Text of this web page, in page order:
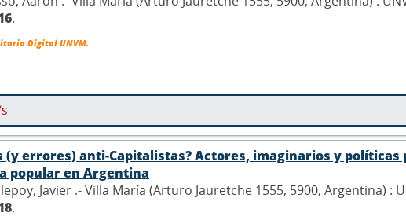
.
Digital UNVM.
(y errores) anti-Capitalistas? Actores, imaginarios y políticas
popular en Argentina
Javier .- Villa María (Arturo Jauretche 1555, 5900, Argentina) :
.